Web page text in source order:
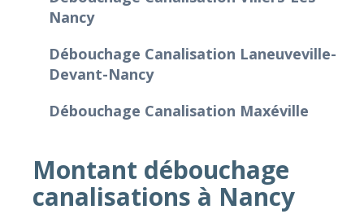
Nancy
Débouchage Canalisation Laneuveville-
Devant-Nancy
Débouchage Canalisation Maxéville
Montant débouchage
canalisations à Nancy